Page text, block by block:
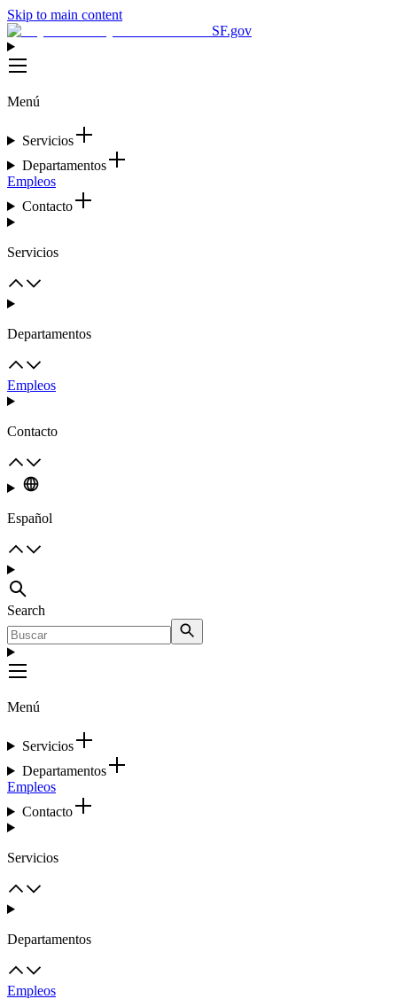
Skip to main content
SF.gov
Menú
Servicios
Departamentos
Empleos
Contacto
Servicios
Departamentos
Empleos
Contacto
Español
Search
Menú
Servicios
Departamentos
Empleos
Contacto
Servicios
Departamentos
Empleos